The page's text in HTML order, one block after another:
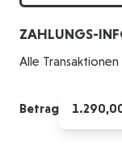
ZAHLUNGS-
Alle
Betrag